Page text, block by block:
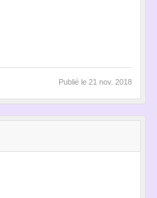
Publié le 21 nov. 2018